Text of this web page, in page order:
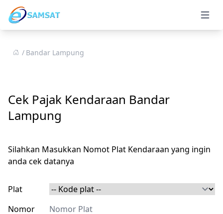
Open
Bandar Lampung
Cek Pajak Kendaraan Bandar
Lampung
Silahkan Masukkan Nomot Plat Kendaraan yang ingin
anda cek datanya
Plat
Nomor